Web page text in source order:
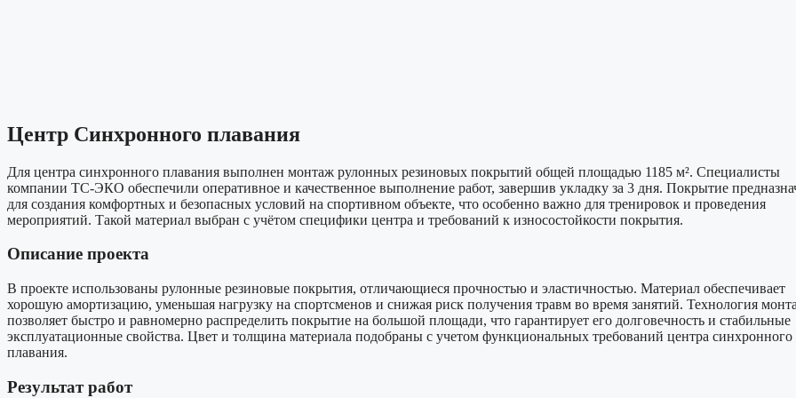
Центр Синхронного плавания
Для центра синхронного плавания выполнен монтаж рулонных резиновых покрытий общей площадью 1185 м². Специалисты
компании ТС-ЭКО обеспечили оперативное и качественное выполнение работ, завершив укладку за 3 дня. Покрытие
для создания комфортных и безопасных условий на спортивном объекте, что особенно важно для тренировок и проведения
мероприятий. Такой материал выбран с учётом специфики центра и требований к износостойкости покрытия.
Описание проекта
В проекте использованы рулонные резиновые покрытия, отличающиеся прочностью и эластичностью. Материал обеспечивает
хорошую амортизацию, уменьшая нагрузку на спортсменов и снижая риск получения травм во время занятий. Технология
позволяет быстро и равномерно распределить покрытие на большой площади, что гарантирует его долговечность и стабильные
эксплуатационные свойства. Цвет и толщина материала подобраны с учетом функциональных требований центра синхронного
плавания.
Результат работ